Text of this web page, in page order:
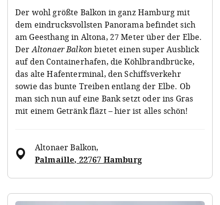
Der wohl größte Balkon in ganz Hamburg mit
dem eindrucksvollsten Panorama befindet sich
am Geesthang in Altona, 27 Meter über der Elbe.
DerAltonaer Balkon bietet einen super Ausblick
auf den Containerhafen, die Köhlbrandbrücke,
das alte Hafenterminal, den Schiffsverkehr
sowie das bunte Treiben entlang der Elbe. Ob
man sich nun auf eine Bank setzt oder ins Gras
mit einem Getränk fläzt – hier ist alles schön!
Altonaer Balkon,
Palmaille, 22767 Hamburg